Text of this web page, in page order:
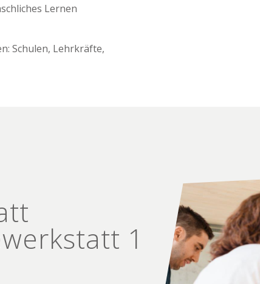
Lernen
Schulen, Lehrkräfte,
1